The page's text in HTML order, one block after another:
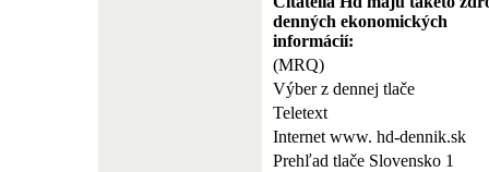
denných ekonomických
informácií:
(MRQ)
Výber z dennej tlače
Teletext
Internet www. hd-dennik.sk
Prehľad tlače Slovensko 1